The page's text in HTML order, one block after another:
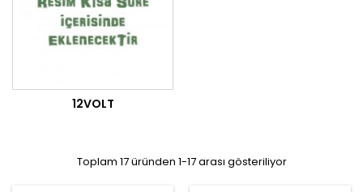
12VOLT
Toplam 17 üründen 1-17 arası gösteriliyor